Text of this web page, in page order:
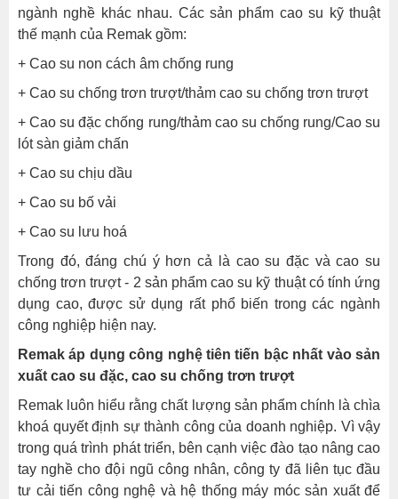
ngành nghề khác nhau. Các sản phẩm cao su kỹ thuật
thế mạnh của Remak gồm:
+ Cao su non cách âm chống rung
+ Cao su chống trơn trượt/thảm cao su chống trơn trượt
+ Cao su đặc chống rung/thảm cao su chống rung/Cao su
lót sàn giảm chấn
+ Cao su chịu dầu
+ Cao su bố vải
+ Cao su lưu hoá
Trong đó, đáng chú ý hơn cả là cao su đặc và cao su
chống trơn trượt - 2 sản phẩm cao su kỹ thuật có tính ứng
dụng cao, được sử dụng rất phổ biến trong các ngành
công nghiệp hiện nay.
Remakáp dụng công nghệtiên tiến bậc nhất vào sản
xuất cao su đặc, cao su chống trơn trượt
Remak luôn hiểu rằng chất lượng sản phẩm chính là chìa
khoá quyết định sự thành công của doanh nghiệp. Vì vậy
trong quá trình phát triển, bên cạnh việc đào tạo nâng cao
tay nghề cho đội ngũ công nhân, công ty đã liên tục đầu
tư cải tiến công nghệ và hệ thống máy móc sản xuất để